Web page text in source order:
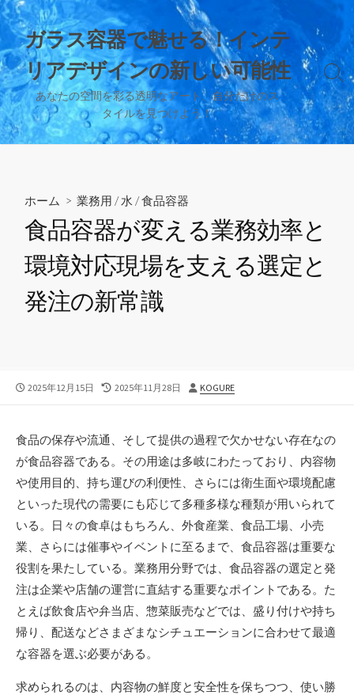
コ
ン
テ
ン
ツ
へ
ス
キ
ガラス容器で魅せる！インテ
リアデザインの新しい可能性
あなたの空間を彩る透明なアート、自分だけのス
タイルを見つけよう！
検
索
切
り
替
ホーム > 業務用 /水 /食品容器
食品容器が変える業務効率と
環境対応現場を支える選定と
発注の新常識
公
2025年12月15日
最
日
2025年11月28日
投
KOGURE
食品の保存や流通、そして提供の過程で欠かせない存在なの
が食品容器である。 その用途は多岐にわたっており、内容物
や使用目的、持ち運びの利便性、さらには衛生面や環境配慮
といった現代の需要にも応じて多種多様な種類が用いられて
いる。日々の食卓はもちろん、外食産業、食品工場、小売
業、さらには催事やイベントに至るまで、食品容器は重要な
役割を果たしている。業務用分野では、食品容器の選定と発
注は企業や店舗の運営に直結する重要なポイントである。た
とえば飲食店や弁当店、惣菜販売などでは、盛り付けや持ち
帰り、配送などさまざまなシチュエーションに合わせて最適
な容器を選ぶ必要がある。
求められるのは、内容物の鮮度と安全性を保ちつつ、使い勝